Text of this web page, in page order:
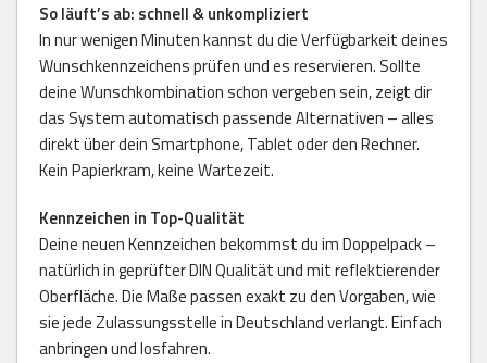
So läuft’s ab: schnell & unkompliziert
In nur wenigen Minuten kannst du die Verfügbarkeit deines
Wunschkennzeichens prüfen und es reservieren. Sollte
deine Wunschkombination schon vergeben sein, zeigt dir
das System automatisch passende Alternativen – alles
direkt über dein Smartphone, Tablet oder den Rechner.
Kein Papierkram, keine Wartezeit.
Kennzeichen in Top-Qualität
Deine neuen Kennzeichen bekommst du im Doppelpack –
natürlich in geprüfter DIN Qualität und mit reflektierender
Oberfläche. Die Maße passen exakt zu den Vorgaben, wie
sie jede Zulassungsstelle in Deutschland verlangt. Einfach
anbringen und losfahren.